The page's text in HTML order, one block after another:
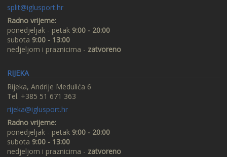
split@iglusport.hr
Radno vrijeme:
ponedjeljak - petak 9:00 - 20:00
subota 9:00 - 13:00
nedjeljom i praznicima - zatvoreno
RIJEKA
Rijeka, Andrije Medulića 6
Tel. +385 51 671 363
rijeka@iglusport.hr
Radno vrijeme:
ponedjeljak - petak 9:00 - 20:00
subota 9:00 - 13:00
nedjeljom i praznicima - zatvoreno